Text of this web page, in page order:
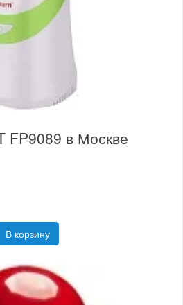
FP9089 в Москве
В корзину